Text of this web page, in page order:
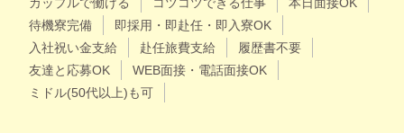
待機寮完備
即採用・即赴任・即入寮OK
入社祝い金支給
赴任旅費支給
履歴書不要
友達と応募OK
WEB面接・電話面接OK
ミドル(50代以上)も可